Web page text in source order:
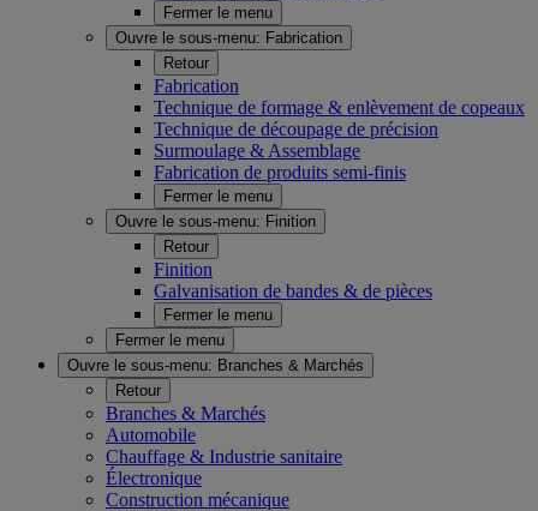
Fermer le menu
Ouvre le sous-menu: Fabrication
Retour
Fabrication
Technique de formage & enlèvement de copeaux
Technique de découpage de précision
Surmoulage & Assemblage
Fabrication de produits semi-finis
Fermer le menu
Ouvre le sous-menu: Finition
Retour
Finition
Galvanisation de bandes & de pièces
Fermer le menu
Fermer le menu
Ouvre le sous-menu: Branches & Marchés
Retour
Branches & Marchés
Automobile
Chauffage & Industrie sanitaire
Électronique
Construction mécanique